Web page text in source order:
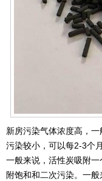
新房污染气体浓度高，
污染较小，可以每2-3个
一般来说，活性炭吸附
附饱和和二次污染。一